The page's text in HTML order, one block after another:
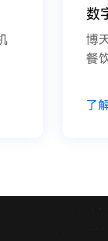
数
博
餐
了